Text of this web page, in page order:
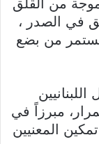
من القلق
في الصدر ،
من بضع
مبرزاً في
المعنيين